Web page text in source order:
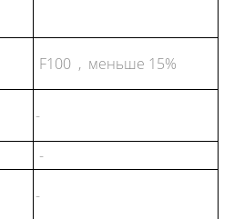
F100 , меньше 15%
-
-
-